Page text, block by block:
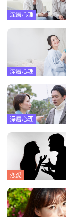
深層心理
深層心理
深層心理
恋愛